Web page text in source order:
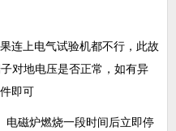
连上电气试验机都不行，此故
对地电压是否正常，如有异
即可
电磁炉燃烧一段时间后立即停